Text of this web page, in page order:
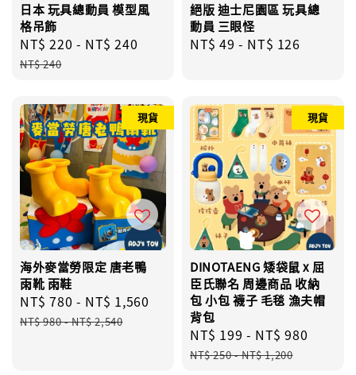
日本 玩具總動員 模型風
格吊飾
Sale
price
NT$ 220 - NT$ 240
Regular
NT$ 240
絕版 迪士尼園區 玩具總
動員 三眼怪
Regular
NT$ 49 - NT$ 126
現貨
海外麥當勞限定 唐老鴨
雨靴 雨鞋
Sale
price
NT$ 780 - NT$ 1,560
Regular
NT$ 980-NT$ 2,540
現貨
DINOTAENG 矮袋鼠 x 屈
臣氏聯名 周邊商品 收納
包 小包 襪子 毛毯 漁夫帽
背包
Sale
price
NT$ 199 - NT$ 980
NT$ 250-NT$ 1,200